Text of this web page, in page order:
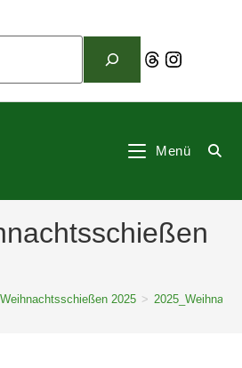
ThreadsInstagram
Menü
Weihnachtsschießen 2025 >